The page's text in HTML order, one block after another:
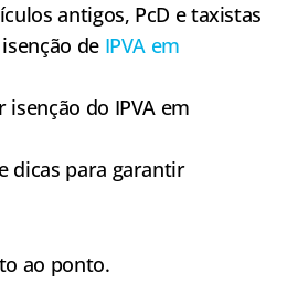
antigos, PcD e taxistas
de IPVA em
isenção do IPVA em
dicas para garantir
ao ponto.